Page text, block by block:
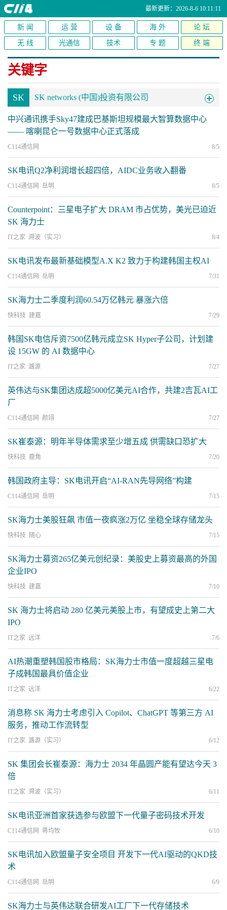
最新更新：2026-8-6 10:11:11
新 闻 运 营 设 备 海 外 论 坛
无 线 光通信 技术 专 题 终 端
关键字
SK SK networks (中国)投资有限公司
中兴通讯携手Sky47建成巴基斯坦规模最大智算数据中心
—— 喀喇昆仑一号数据中心正式落成
C114通信网 8/5
SK电讯Q2净利润增长超四倍，AIDC业务收入翻番
C114通信网 岳明 8/5
Counterpoint：三星电子扩大 DRAM 市占优势，美光已迫近
SK 海力士
IT之家 溯波（实习） 8/4
SK电讯发布最新基础模型A.X K2 致力于构建韩国主权AI
C114通信网 岳明 7/31
SK海力士二季度利润60.54万亿韩元 暴涨六倍
快科技 建嘉 7/29
韩国SK电信斥资7500亿韩元成立SK Hyper子公司，计划建
设 15GW 的 AI 数据中心
IT之家 潞源 7/27
英伟达与SK集团达成超5000亿美元AI合作，共建2吉瓦AI工
厂
C114通信网 颜翊 7/27
SK崔泰源：明年半导体需求至少增五成 供需缺口恐扩大
快科技 鹿角 7/20
韩国政府主导：SK电讯开启“AI-RAN先导网络”构建
C114通信网 岳明 7/15
SK海力士美股狂飙 市值一夜疯涨2万亿 坐稳全球存储龙头
快科技 随心 7/15
SK海力士募资265亿美元创纪录：美股史上募资最高的外国
企业IPO
快科技 建嘉 7/10
SK 海力士将启动 280 亿美元美股上市，有望成史上第二大
IPO
IT之家 远洋 7/6
AI热潮重塑韩国股市格局：SK海力士市值一度超越三星电
子成韩国最具价值企业
IT之家 远洋 6/22
消息称 SK 海力士考虑引入 Copilot、ChatGPT 等第三方 AI
服务，推动工作流转型
IT之家 潞源（实习） 6/12
SK 集团会长崔泰源：海力士 2034 年晶圆产能有望达今天 3
倍
IT之家 溯波（实习） 6/11
SK电讯亚洲首家获选参与欧盟下一代量子密码技术开发
C114通信网 蒋均牧 6/10
SK电讯加入欧盟量子安全项目 开发下一代AI驱动的QKD技
术
C114通信网 岳明 6/9
SK海力士与英伟达联合研发AI工厂下一代存储技术